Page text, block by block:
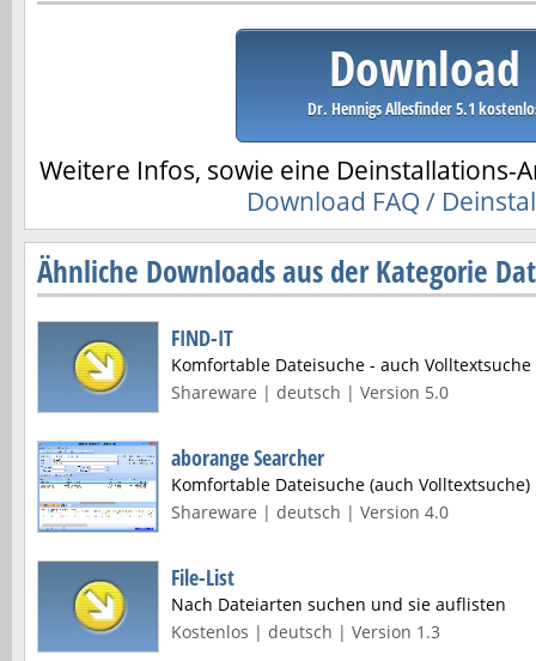
Download
Dr. Hennigs Allesfinder 5.1
Weitere Infos, sowie eine Deinstallations-
Download FAQ /
Ähnliche Downloads aus der Kategorie
FIND-IT
Komfortable Dateisuche - auch Volltextsuche
Shareware | deutsch | Version 5.0
aborange Searcher
Komfortable Dateisuche (auch Volltextsuche)
Shareware | deutsch | Version 4.0
File-List
Nach Dateiarten suchen und sie auflisten
Kostenlos | deutsch | Version 1.3